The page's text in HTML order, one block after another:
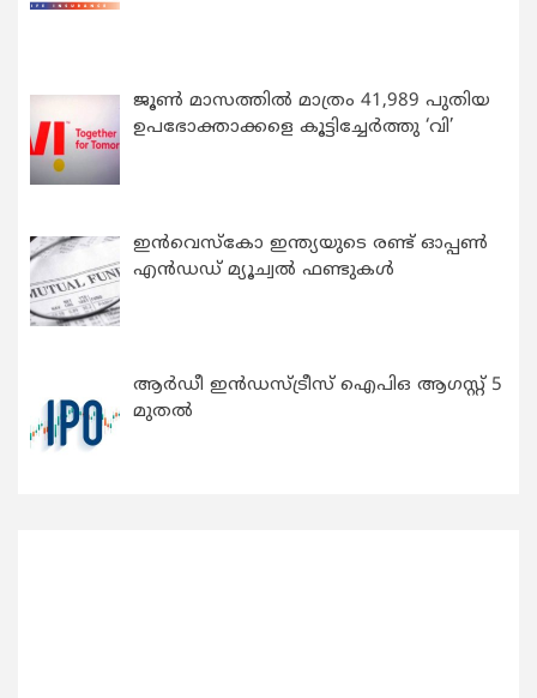
ജൂൺ മാസത്തിൽ മാത്രം 41,989 പുതിയ
ഉപഭോക്താക്കളെ കൂട്ടിച്ചേർത്തു ‘വി’
ഇന്‍വെസ്കോ ഇന്ത്യയുടെ രണ്ട് ഓപ്പണ്‍
എന്‍ഡഡ് മ്യൂച്വല്‍ ഫണ്ടുകള്‍
ആർഡീ ഇൻഡസ്ട്രീസ് ഐപിഒ ആഗസ്റ്റ് 5
മുതൽ